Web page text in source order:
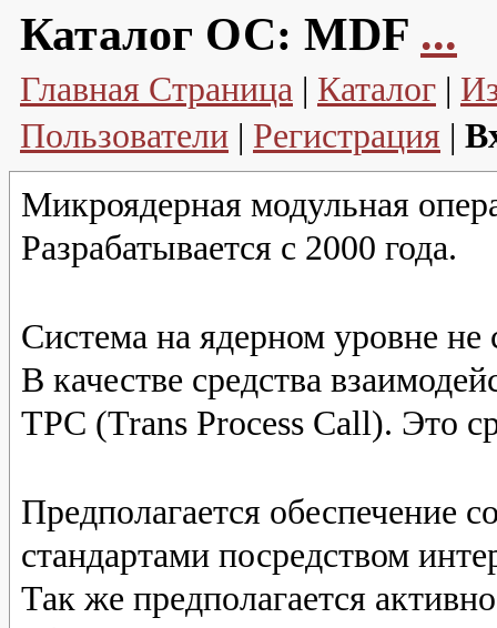
Каталог ОС: MDF ...
Главная Страница | Каталог |
Пользователи | Регистрация |
Микроядерная модульная
Разрабатывается с 2000 года.
Система на ядерном уровне не
В качестве средства
TPC (Trans Process Call). Это
Предполагается обеспечение
стандартами посредством
Так же предполагается